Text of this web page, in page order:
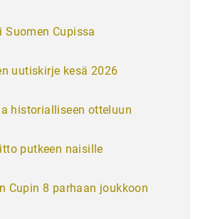
Suomen Cupissa
uutiskirje kesä 2026
historialliseen otteluun
putkeen naisille
Cupin 8 parhaan joukkoon